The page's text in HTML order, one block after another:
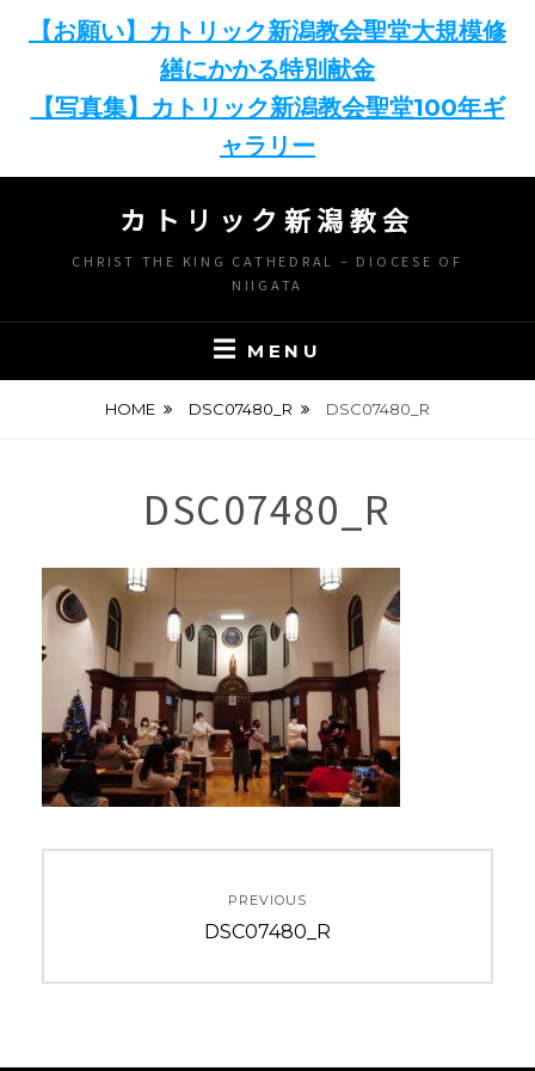
【お願い】カトリック新潟教会聖堂大規模修
繕にかかる特別献金
【写真集】カトリック新潟教会聖堂100年ギ
ャラリー
content
カトリック新潟教会
CHRIST THE KING CATHEDRAL – DIOCESE OF
NIIGATA
MENU
HOME DSC07480_R DSC07480_R
DSC07480_R
ナ
PREVIOUS
Previous
DSC07480_R